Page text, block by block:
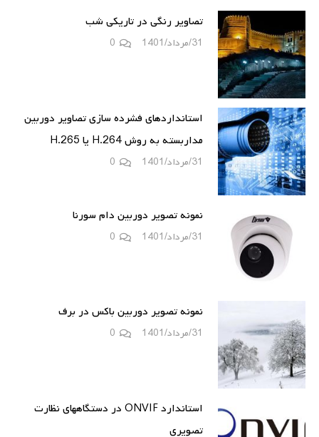
تصاویر رنگی در تاریکی شب
31/مرداد/1401 0
استانداردهای فشرده سازی تصاویر دوربین
مداربسته به روش H.264 یا H.265
31/مرداد/1401 0
نمونه تصویر دوربین دام سورنا
31/مرداد/1401 0
نمونه تصویر دوربین باکس در برف
31/مرداد/1401 0
استاندارد ONVIF در دستگاههای نظارت
تصویری